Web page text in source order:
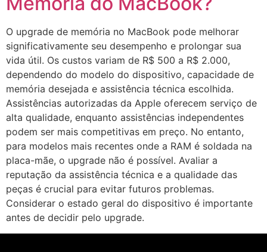
O upgrade de memória no MacBook pode melhorar
significativamente seu desempenho e prolongar sua
vida útil. Os custos variam de R$ 500 a R$ 2.000,
dependendo do modelo do dispositivo, capacidade de
memória desejada e assistência técnica escolhida.
Assistências autorizadas da Apple oferecem serviço de
alta qualidade, enquanto assistências independentes
podem ser mais competitivas em preço. No entanto,
para modelos mais recentes onde a RAM é soldada na
placa-mãe, o upgrade não é possível. Avaliar a
reputação da assistência técnica e a qualidade das
peças é crucial para evitar futuros problemas.
Considerar o estado geral do dispositivo é importante
antes de decidir pelo upgrade.